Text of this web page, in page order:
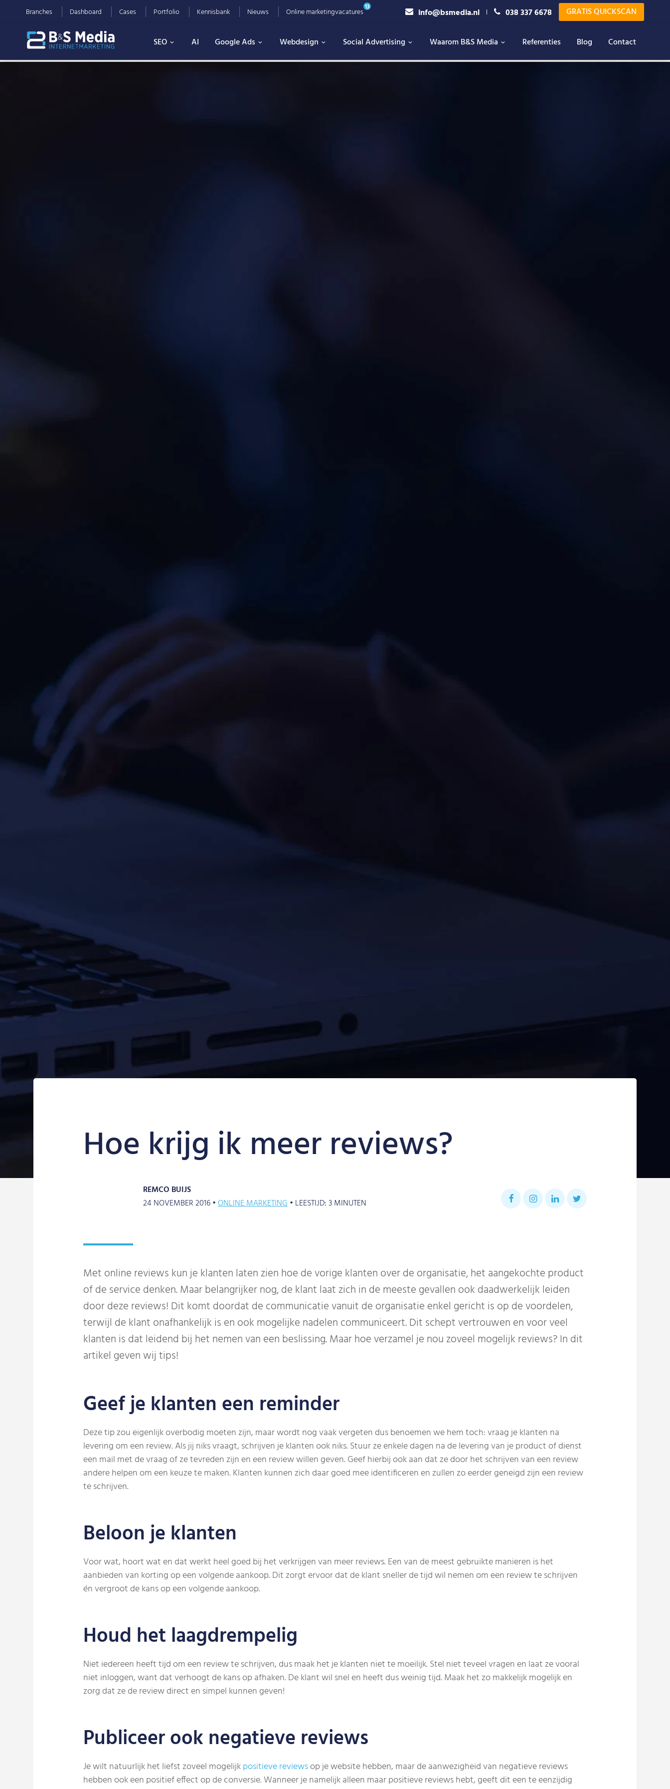
Branches Dashboard Cases Portfolio Kennisbank Nieuws Online marketingvacatures13 info@bsmedia.nl 038 337 6678 GRATIS QUICKSCAN
SEO AI Google Ads Webdesign Social Advertising Waarom B&S Media Referenties Blog Contact
Hoe krijg ik meer reviews?
REMCO BUIJS
24 NOVEMBER 2016 •ONLINE MARKETING• LEESTIJD:3MINUTEN
Met online reviews kun je klanten laten zien hoe de vorige klanten over de organisatie, het aangekochte product
of de service denken. Maar belangrijker nog, de klant laat zich in de meeste gevallen ook daadwerkelijk leiden
door deze reviews! Dit komt doordat de communicatie vanuit de organisatie enkel gericht is op de voordelen,
terwijl de klant onafhankelijk is en ook mogelijke nadelen communiceert. Dit schept vertrouwen en voor veel
klanten is dat leidend bij het nemen van een beslissing. Maar hoe verzamel je nou zoveel mogelijk reviews? In dit
artikel geven wij tips!
Geef je klanten een reminder
Deze tip zou eigenlijk overbodig moeten zijn, maar wordt nog vaak vergeten dus benoemen we hem toch: vraag je klanten na
levering om een review. Als jij niks vraagt, schrijven je klanten ook niks. Stuur ze enkele dagen na de levering van je product of dienst
een mail met de vraag of ze tevreden zijn en een review willen geven. Geef hierbij ook aan dat ze door het schrijven van een review
andere helpen om een keuze te maken. Klanten kunnen zich daar goed mee identificeren en zullen zo eerder geneigd zijn een review
te schrijven.
Beloon je klanten
Voor wat, hoort wat en dat werkt heel goed bij het verkrijgen van meer reviews. Een van de meest gebruikte manieren is het
aanbieden van korting op een volgende aankoop. Dit zorgt ervoor dat de klant sneller de tijd wil nemen om een review te schrijven
én vergroot de kans op een volgende aankoop.
Houd het laagdrempelig
Niet iedereen heeft tijd om een review te schrijven, dus maak het je klanten niet te moeilijk. Stel niet teveel vragen en laat ze vooral
niet inloggen, want dat verhoogt de kans op afhaken. De klant wil snel en heeft dus weinig tijd. Maak het zo makkelijk mogelijk en
zorg dat ze de review direct en simpel kunnen geven!
Publiceer ook negatieve reviews
Je wilt natuurlijk het liefst zoveel mogelijkpositieve reviewsop je website hebben, maar de aanwezigheid van negatieve reviews
hebben ook een positief effect op de conversie. Wanneer je namelijk alleen maar positieve reviews hebt, geeft dit een te eenzijdig